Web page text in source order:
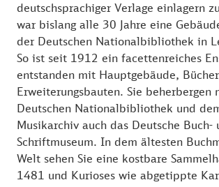
deutschsprachiger Verlage einlagern
war bislang alle 30 Jahre eine
der Deutschen Nationalbibliothek in
So ist seit 1912 ein facettenreiches
entstanden mit Hauptgebäude,
Erweiterungsbauten. Sie beherbergen
Deutschen Nationalbibliothek und
Musikarchiv auch das Deutsche Buch-
Schriftmuseum. In dem ältesten
Welt sehen Sie eine kostbare
1481 und Kurioses wie abgetippte